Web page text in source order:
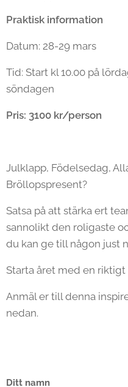
Praktisk information
Datum: 28-29 mars
Tid: Start kl 10.00 på
söndagen
Pris: 3100 kr/person
Julklapp, Födelsedag,
Bröllopspresent?
Satsa på att stärka ert
sannolikt den roligaste
du kan ge till någon just
Starta året med en
Anmäl er till denna
nedan.
Ditt namn